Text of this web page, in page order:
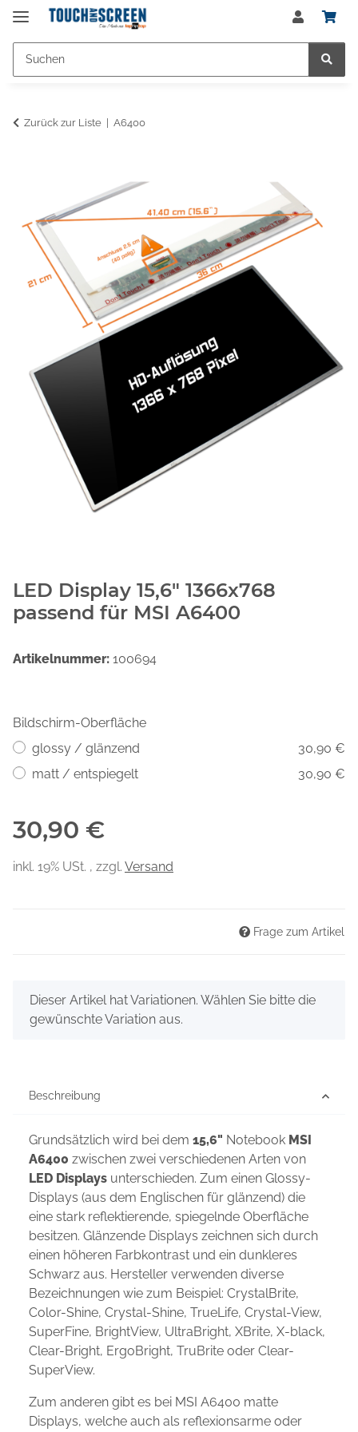
Zurück zur Liste A6400
LED Display 15,6" 1366x768
passend für MSI A6400
Artikelnummer: 100694
Bildschirm-Oberfläche
glossy / glänzend
30,90 €
matt / entspiegelt
30,90 €
30,90 €
inkl. 19% USt. , zzgl. Versand
Frage zum Artikel
x
Dieser Artikel hat Variationen. Wählen Sie bitte die
gewünschte Variation aus.
Beschreibung
Grundsätzlich wird bei dem 15,6" Notebook MSI
A6400 zwischen zwei verschiedenen Arten von
LED Displays unterschieden. Zum einen Glossy-
Displays (aus dem Englischen für glänzend) die
eine stark reflektierende, spiegelnde Oberfläche
besitzen. Glänzende Displays zeichnen sich durch
einen höheren Farbkontrast und ein dunkleres
Schwarz aus. Hersteller verwenden diverse
Bezeichnungen wie zum Beispiel: CrystalBrite,
Color-Shine, Crystal-Shine, TrueLife, Crystal-View,
SuperFine, BrightView, UltraBright, XBrite, X-black,
Clear-Bright, ErgoBright, TruBrite oder Clear-
SuperView.
Zum anderen gibt es bei MSI A6400 matte
Displays, welche auch als reflexionsarme oder